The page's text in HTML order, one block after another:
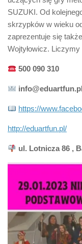
SUZUKI. Od
skrzypków w wieku
zaprezentuje się
Wojtyłowicz. Liczymy
500 090 310
info@eduartfun.pl
https://
http://eduartfun.pl/
ul. Lotnicza 86 ,